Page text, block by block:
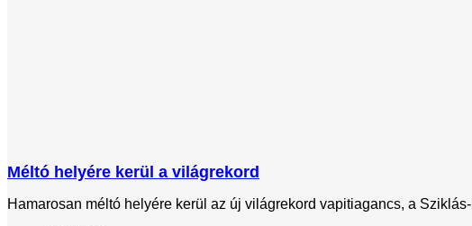
Méltó helyére kerül a világrekord
Hamarosan méltó helyére kerül az új világrekord vapitiagancs, a